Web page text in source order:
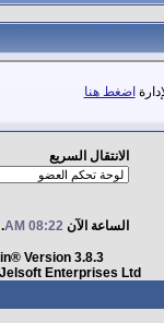
اضغط هنا
الانتقال السريع
الساعة الآن08:22 AM
Version 3.8.3
Enterprises Ltd.